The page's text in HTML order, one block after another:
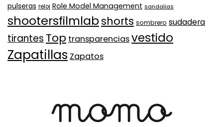
pulseras reloj Role Model Management sandalias
shootersfilmlabshorts sombrero sudadera
tirantes Top transparenciasvestido
Zapatillas Zapatos